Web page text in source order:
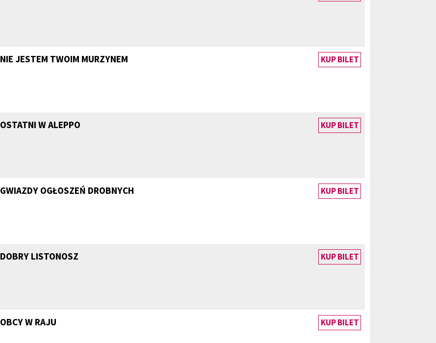
NIE JESTEM TWOIM MURZYNEM KUP BILET
OSTATNI W ALEPPO KUP BILET
GWIAZDY OGŁOSZEŃ DROBNYCH KUP BILET
DOBRY LISTONOSZ KUP BILET
OBCY W RAJU KUP BILET